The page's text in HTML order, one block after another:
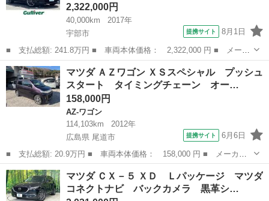
2,322,000円
40,000km
2017年
宇部市
提携サイト 8月1日
■ 支払総額: 241.8万円 ■ 車両本体価格： 2,322,000 円 ■ メーカ
ー名： マツダ ■ 車種名： ロードスターＲＦ ■ グレード名：
ＶＳ 純正７インチメモリナビ フルセグＴＶ パドルシフト ＥＴ
Ｃ シー...
山口 宇部市 マツダ
マツダ ＡＺワゴン ＸＳスペシャル プッシュ
スタート タイミングチェーン オー…
158,000円
AZ-ワゴン
114,103km
2012年
広島県 尾道市
提携サイト 6月6日
■ 支払総額: 20.9万円 ■ 車両本体価格： 158,000 円 ■ メーカー
名： マツダ ■ 車種名： ＡＺワゴン ■ グレード名： ＸＳスペ
シャル プッシュスタート タイミングチェーン オートエアコン
社外ナビ Ｅ...
広島 尾道市 AZ-ワゴン
マツダ ＣＸ－５ ＸＤ Ｌパッケージ マツダ
コネクトナビ バックカメラ 黒革シ…